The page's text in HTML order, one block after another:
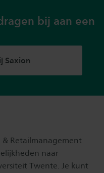
bij aan een
Saxion
& Retailmanagement
naar
Twente. Je kunt